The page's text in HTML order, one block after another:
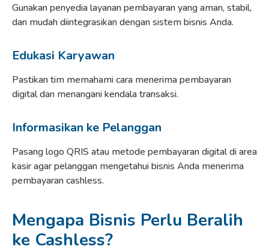
Gunakan penyedia layanan pembayaran yang aman, stabil,
dan mudah diintegrasikan dengan sistem bisnis Anda.
Edukasi Karyawan
Pastikan tim memahami cara menerima pembayaran
digital dan menangani kendala transaksi.
Informasikan ke Pelanggan
Pasang logo QRIS atau metode pembayaran digital di area
kasir agar pelanggan mengetahui bisnis Anda menerima
pembayaran cashless.
Mengapa Bisnis Perlu Beralih
ke Cashless?